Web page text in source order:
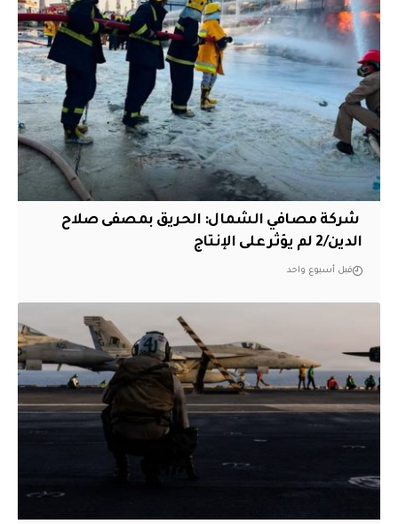
‏ شركة مصافي الشمال: الحريق بمصفى صلاح
الدين/2 لم يؤثر على الإنتاج
قبل أسبوع واحد